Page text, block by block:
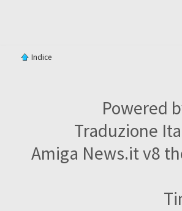
Indice
Powered
Traduzione
Amiga News.it v8